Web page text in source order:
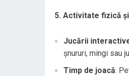
5. Activitate fizică
Jucării
șnururi, mingi sau
Timp de joacă: